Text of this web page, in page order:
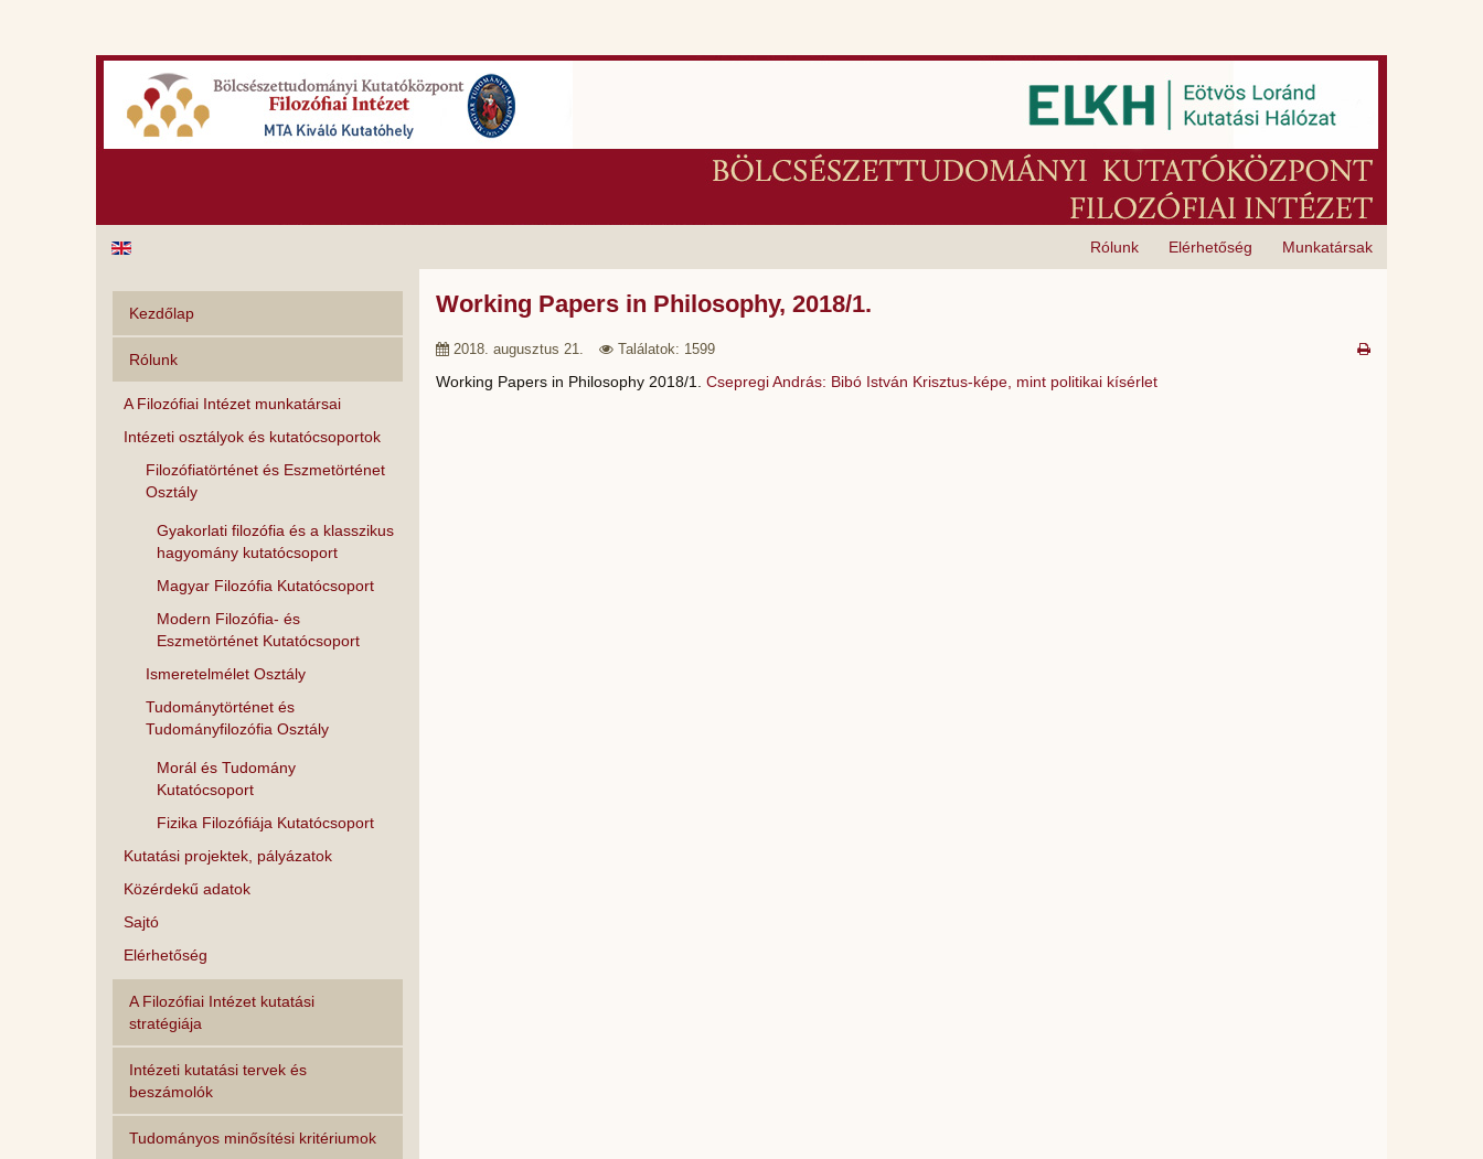
Munkatársak
Elérhetőség
Rólunk
Working Papers in Philosophy, 2018/1.
2018. augusztus 21. Találatok: 1599
Working Papers in Philosophy 2018/1. Csepregi András: Bibó István Krisztus-képe, mint politikai kísérlet
Kezdőlap
Rólunk
A Filozófiai Intézet munkatársai
Intézeti osztályok és kutatócsoportok
Filozófiatörténet és Eszmetörténet
Osztály
Gyakorlati filozófia és a klasszikus
hagyomány kutatócsoport
Magyar Filozófia Kutatócsoport
Modern Filozófia- és
Eszmetörténet Kutatócsoport
Ismeretelmélet Osztály
Tudománytörténet és
Tudományfilozófia Osztály
Morál és Tudomány
Kutatócsoport
Fizika Filozófiája Kutatócsoport
Kutatási projektek, pályázatok
Közérdekű adatok
Sajtó
Elérhetőség
A Filozófiai Intézet kutatási
stratégiája
Intézeti kutatási tervek és
beszámolók
Tudományos minősítési kritériumok